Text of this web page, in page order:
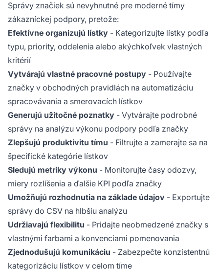
Správy značiek sú nevyhnutné pre moderné tímy
zákazníckej podpory, pretože:
Efektívne organizujú lístky - Kategorizujte lístky podľa
typu, priority, oddelenia alebo akýchkoľvek vlastných
kritérií
Vytvárajú vlastné pracovné postupy - Používajte
značky v obchodných pravidlách na automatizáciu
spracovávania a smerovacích lístkov
Generujú užitočné poznatky - Vytvárajte podrobné
správy na analýzu výkonu podpory podľa značky
Zlepšujú produktivitu tímu - Filtrujte a zamerajte sa na
špecifické kategórie lístkov
Sledujú metriky výkonu - Monitorujte časy odozvy,
miery rozlíšenia a ďalšie KPI podľa značky
Umožňujú rozhodnutia na základe údajov - Exportujte
správy do CSV na hlbšiu analýzu
Udržiavajú flexibilitu - Pridajte neobmedzené značky s
vlastnými farbami a konvenciami pomenovania
Zjednodušujú komunikáciu - Zabezpečte konzistentnú
kategorizáciu lístkov v celom tíme